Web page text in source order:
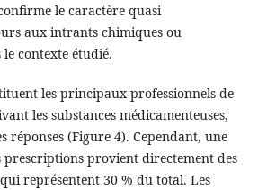
le caractère quasi
aux intrants chimiques ou
contexte étudié.
les principaux professionnels de
les substances médicamenteuses,
réponses (Figure 4). Cependant, une
prescriptions provient directement des
représentent 30 % du total. Les